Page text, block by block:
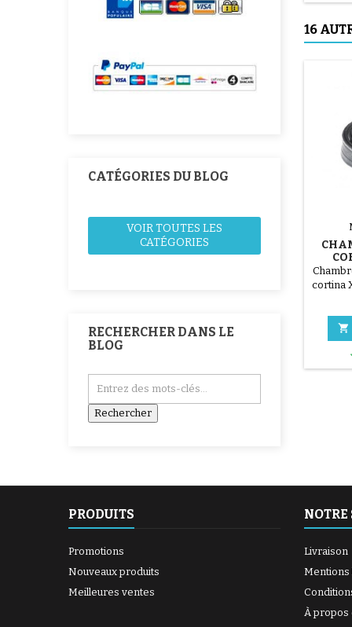
CATÉGORIES DU BLOG
VOIR TOUTES LES
CATÉGORIES
RECHERCHER DANS LE
BLOG
16
cortina

PRODUITS
Promotions
Nouveaux produits
Meilleures ventes
NOTRE
Livraison
Mentions
À propos